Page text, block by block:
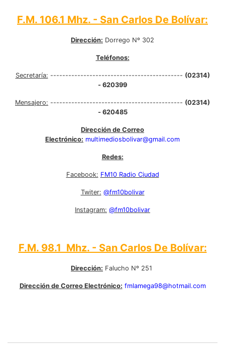
F.M. 106.1 Mhz. - San Carlos De Bolívar:
Dirección: Dorrego Nº 302
Teléfonos:
Secretaría: -------------------------------------------- (02314)
- 620399
Mensajero: -------------------------------------------- (02314)
- 620485
Dirección de Correo
Electrónico: multimediosbolivar@gmail.com
Redes:
Facebook: FM10 Radio Ciudad
Twiter: @fm10bolivar
Instagram: @fm10bolivar
F.M. 98.1 Mhz. - San Carlos De Bolívar:
Dirección: Falucho Nº 251
Dirección de Correo Electrónico: fmlamega98@hotmail.com